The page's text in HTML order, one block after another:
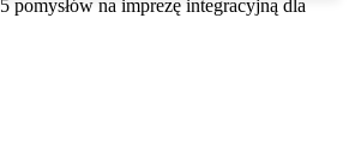
5 pomysłów na imprezę integracyjną dla